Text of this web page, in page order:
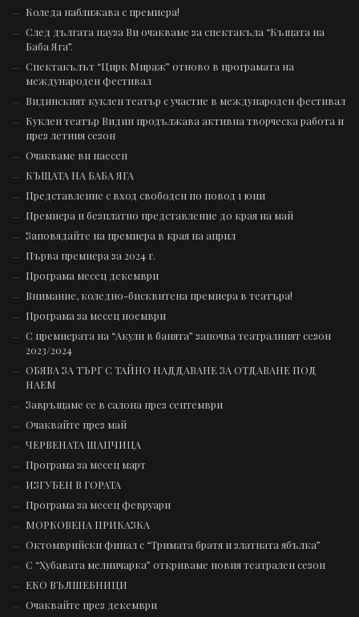
Коледа наближава с премиера!
След дългата пауза Ви очакваме за спектакъла “Къщата на
Баба Яга”.
Спектакълът “Цирк Мираж” отново в програмата на
международен фестивал
Видинският куклен театър с участие в международен фестивал
Куклен театър Видин продължава активна творческа работа и
през летния сезон
Очакваме ви наесен
КЪЩАТА НА БАБА ЯГА
Представление с вход свободен по повод 1 юни
Премиера и безплатно представление до края на май
Заповядайте на премиера в края на април
Първа премиера за 2024 г.
Програма месец декември
Внимание, коледно-бисквитена премиера в театъра!
Програма за месец ноември
С премиерата на “Акули в банята” започва театралният сезон
2023/2024
ОБЯВА ЗА ТЪРГ С ТАЙНО НАДДАВАНЕ ЗА ОТДАВАНЕ ПОД
НАЕМ
Завръщаме се в салона през септември
Очаквайте през май
ЧЕРВЕНАТА ШАПЧИЦА
Програма за месец март
ИЗГУБЕН В ГОРАТА
Програма за месец февруари
МОРКОВЕНА ПРИКАЗКА
Октомврийски финал с “Тримата братя и златната ябълка”
С “Хубавата мелничарка” откриваме новия театрален сезон
ЕКО ВЪЛШЕБНИЦИ
Очаквайте през декември